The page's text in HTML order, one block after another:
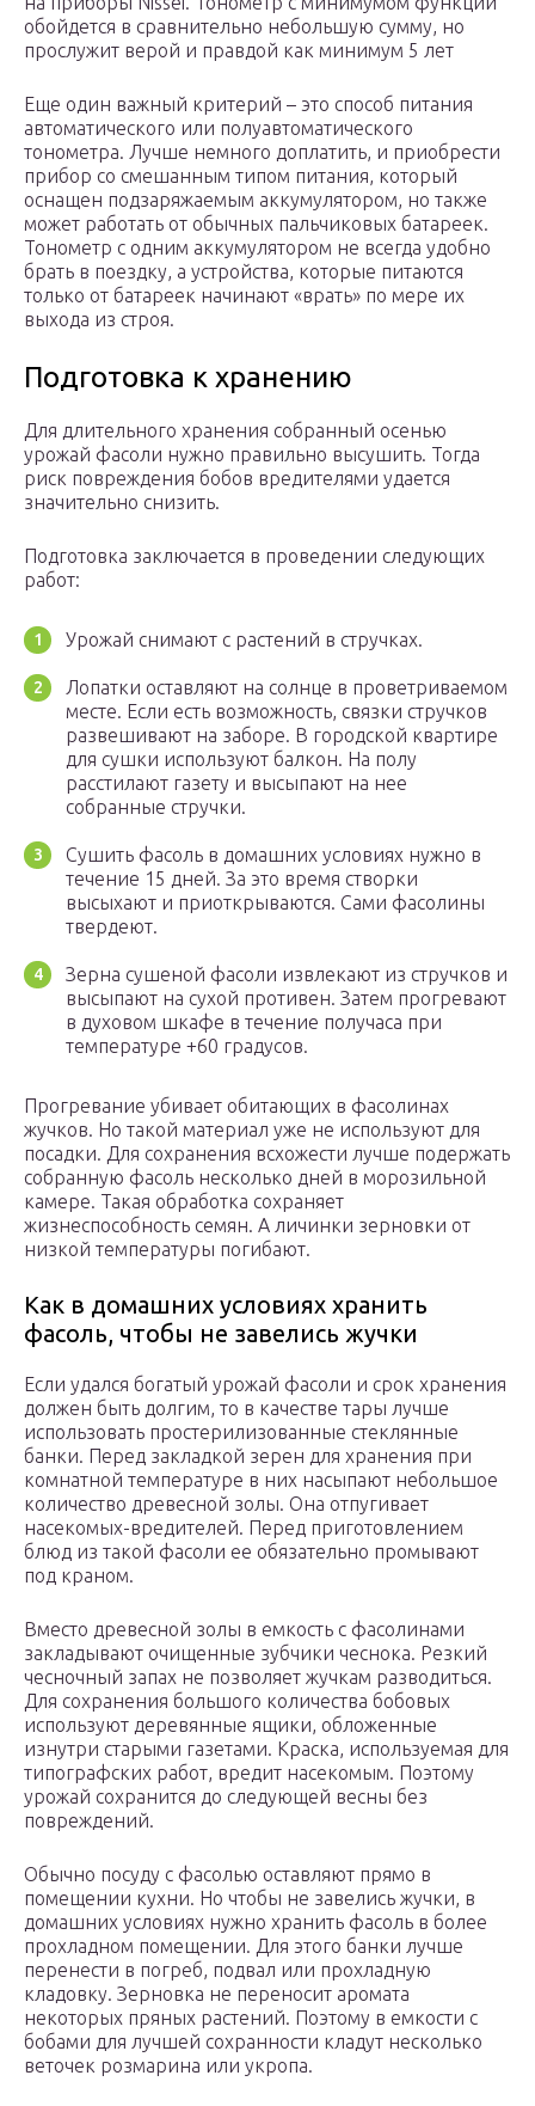
обойдется в сравнительно небольшую сумму, но
прослужит верой и правдой как минимум 5 лет
Еще один важный критерий – это способ питания
автоматического или полуавтоматического
тонометра. Лучше немного доплатить, и приобрести
прибор со смешанным типом питания, который
оснащен подзаряжаемым аккумулятором, но также
может работать от обычных пальчиковых батареек.
Тонометр с одним аккумулятором не всегда удобно
брать в поездку, а устройства, которые питаются
только от батареек начинают «врать» по мере их
выхода из строя.
Подготовка к хранению
Для длительного хранения собранный осенью
урожай фасоли нужно правильно высушить. Тогда
риск повреждения бобов вредителями удается
значительно снизить.
Подготовка заключается в проведении следующих
работ:
Урожай снимают с растений в стручках.
Лопатки оставляют на солнце в проветриваемом
месте. Если есть возможность, связки стручков
развешивают на заборе. В городской квартире
для сушки используют балкон. На полу
расстилают газету и высыпают на нее
собранные стручки.
Сушить фасоль в домашних условиях нужно в
течение 15 дней. За это время створки
высыхают и приоткрываются. Сами фасолины
твердеют.
Зерна сушеной фасоли извлекают из стручков и
высыпают на сухой противен. Затем прогревают
в духовом шкафе в течение получаса при
температуре +60 градусов.
Прогревание убивает обитающих в фасолинах
жучков. Но такой материал уже не используют для
посадки. Для сохранения всхожести лучше подержать
собранную фасоль несколько дней в морозильной
камере. Такая обработка сохраняет
жизнеспособность семян. А личинки зерновки от
низкой температуры погибают.
Как в домашних условиях хранить
фасоль, чтобы не завелись жучки
Если удался богатый урожай фасоли и срок хранения
должен быть долгим, то в качестве тары лучше
использовать простерилизованные стеклянные
банки. Перед закладкой зерен для хранения при
комнатной температуре в них насыпают небольшое
количество древесной золы. Она отпугивает
насекомых-вредителей. Перед приготовлением
блюд из такой фасоли ее обязательно промывают
под краном.
Вместо древесной золы в емкость с фасолинами
закладывают очищенные зубчики чеснока. Резкий
чесночный запах не позволяет жучкам разводиться.
Для сохранения большого количества бобовых
используют деревянные ящики, обложенные
изнутри старыми газетами. Краска, используемая для
типографских работ, вредит насекомым. Поэтому
урожай сохранится до следующей весны без
повреждений.
Обычно посуду с фасолью оставляют прямо в
помещении кухни. Но чтобы не завелись жучки, в
домашних условиях нужно хранить фасоль в более
прохладном помещении. Для этого банки лучше
перенести в погреб, подвал или прохладную
кладовку. Зерновка не переносит аромата
некоторых пряных растений. Поэтому в емкости с
бобами для лучшей сохранности кладут несколько
веточек розмарина или укропа.